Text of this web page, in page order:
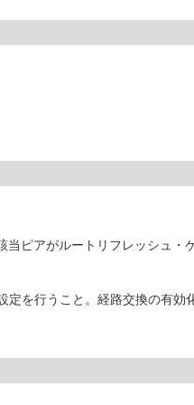
ピアがルートリフレッシュ・
を行うこと。経路交換の有効